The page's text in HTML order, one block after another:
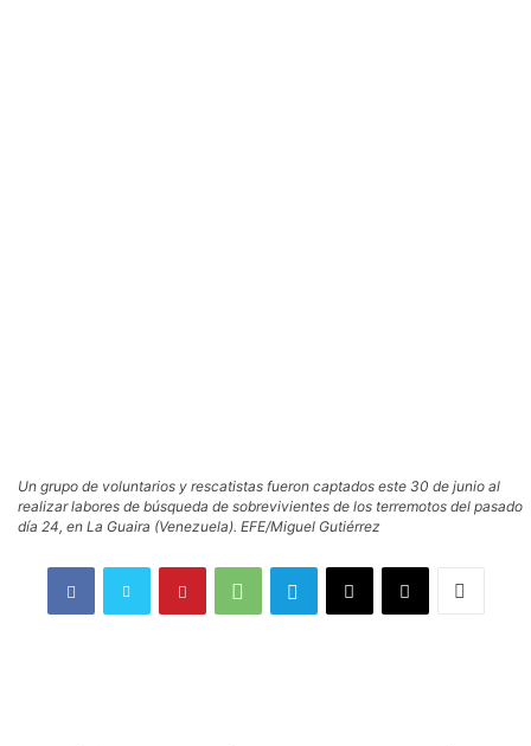
Un grupo de voluntarios y rescatistas fueron captados este 30 de junio al
realizar labores de búsqueda de sobrevivientes de los terremotos del pasado
día 24, en La Guaira (Venezuela). EFE/Miguel Gutiérrez